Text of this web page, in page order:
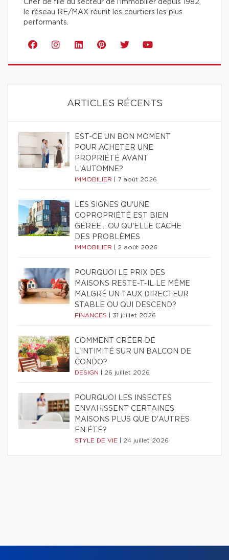
Chef de file du secteur de l'immobilier depuis 1982,
le réseau RE/MAX réunit les courtiers les plus
performants.
ARTICLES RÉCENTS
EST-CE UN BON MOMENT
POUR ACHETER UNE
PROPRIÉTÉ AVANT
L'AUTOMNE?
IMMOBILIER 7 août 2026
LES SIGNES QU'UNE
COPROPRIÉTÉ EST BIEN
GÉRÉE… OU QU'ELLE CACHE
DES PROBLÈMES
IMMOBILIER 2 août 2026
POURQUOI LE PRIX DES
MAISONS RESTE-T-IL LE MÊME
MALGRÉ UN TAUX DIRECTEUR
STABLE OU QUI DESCEND?
FINANCES 31 juillet 2026
COMMENT CRÉER DE
L'INTIMITÉ SUR UN BALCON DE
CONDO?
DESIGN 26 juillet 2026
POURQUOI LES INSECTES
ENVAHISSENT CERTAINES
MAISONS PLUS QUE D'AUTRES
EN ÉTÉ?
STYLE DE VIE 24 juillet 2026